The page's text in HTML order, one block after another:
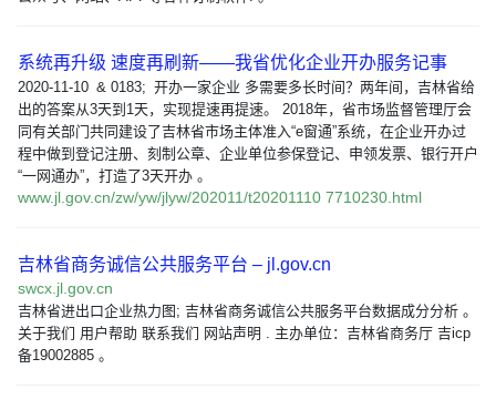
系统再升级 速度再刷新——我省优化企业开办服务记事
2020-11-10 & 0183; 开办一家企业 多需要多长时间？两年间，吉林省给
出的答案从3天到1天，实现提速再提速。 2018年，省市场监督管理厅会
同有关部门共同建设了吉林省市场主体准入“e窗通”系统，在企业开办过
程中做到登记注册、刻制公章、企业单位参保登记、申领发票、银行开户
“一网通办”，打造了3天开办 。
www.jl.gov.cn/zw/yw/jlyw/202011/t20201110 7710230.html
吉林省商务诚信公共服务平台 – jl.gov.cn
swcx.jl.gov.cn
吉林省进出口企业热力图; 吉林省商务诚信公共服务平台数据成分分析 。
关于我们 用户帮助 联系我们 网站声明 . 主办单位：吉林省商务厅 吉icp
备19002885 。